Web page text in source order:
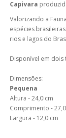
Capivara
Valorizando a
espécies
rios e lagos do
Disponível em dois
Dimensões:
Pequena
Altura - 24,0 cm
Comprimento -
Largura - 12,0 cm